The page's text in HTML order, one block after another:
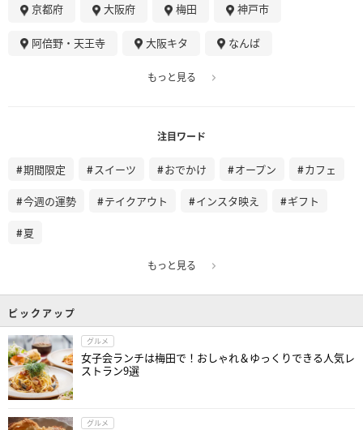
京都府 大阪府 梅田 神戸市
阿倍野・天王寺 大阪キタ なんば
もっと見る
注目ワード
期間限定 スイーツ おでかけ オープン カフェ
今週の運勢 テイクアウト インスタ映え ギフト
夏
もっと見る
ピックアップ
グルメ
女子会ランチは梅田で！おしゃれ＆ゆっくりできる人気レ
ストラン9選
グルメ